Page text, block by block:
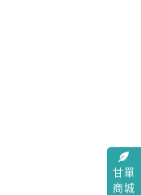
甘單
商城